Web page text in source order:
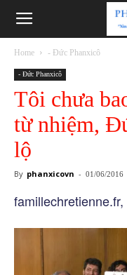
Phanxicô
Home - Đức Phanxicô
- Đức Phanxicô
Tôi chưa
từ nhiệm,
lộ
By phanxicovn - 01/06/2016